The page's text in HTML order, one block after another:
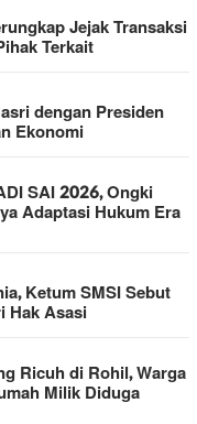
Jejak Transaksi
Terkait
dengan Presiden
Ekonomi
SAI 2026, Ongki
Adaptasi Hukum Era
Ketum SMSI Sebut
Hak Asasi
Ricuh di Rohil, Warga
Milik Diduga